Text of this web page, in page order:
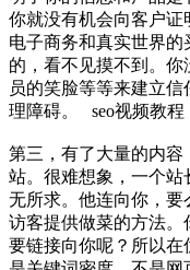
你就没有机会向客户
电子商务和真实世界
的，看不见摸不到。你
员的笑脸等等来建立
理障碍。 seo视频教程
第三，有了大量的内容
站。很难想象，一个
无所求。他连向你，
访客提供做菜的方法
要链接向你呢？所以